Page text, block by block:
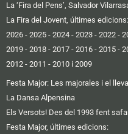
La ‘Fira del Pens’, Salvador
La Fira del Jovent, últimes edicions:
2026 - 2025 - 2024 - 2023 - 2022 -
2019 - 2018 - 2017 - 2016 - 2015 -
2012 - 2011 - 2010 i 2009
Festa Major: Les majorales i el
La Dansa Alpensina
Els Versots! Des del 1993 fent
Festa Major, últimes edicions: